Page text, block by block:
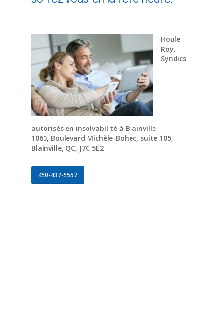
–
Houle
Roy,
Syndics
autorisés en insolvabilité à Blainville
1060, Boulevard Michèle-Bohec, suite 105,
Blainville, QC, J7C 5E2
450-437-5557